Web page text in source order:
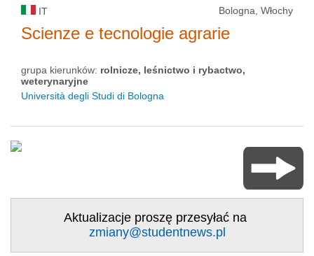
IT Bologna, Włochy
Scienze e tecnologie agrarie
grupa kierunków: rolnicze, leśnictwo i rybactwo,
weterynaryjne
Università degli Studi di Bologna
Aktualizacje proszę przesyłać na
zmiany@studentnews.pl